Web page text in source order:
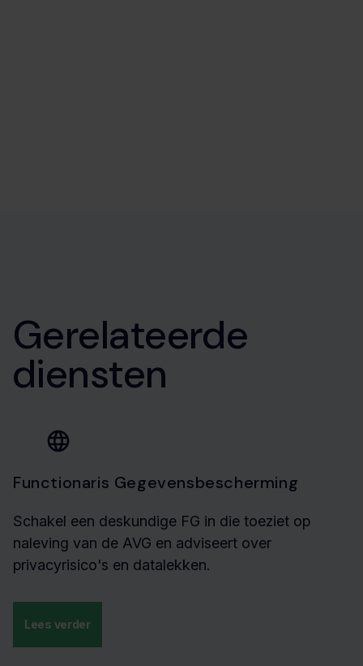
Gerelateerde
diensten
Functionaris Gegevensbescherming
Schakel een deskundige FG in die toeziet op
naleving van de AVG en adviseert over
privacyrisico's en datalekken.
Lees verder